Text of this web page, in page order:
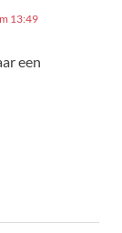
13:49
een